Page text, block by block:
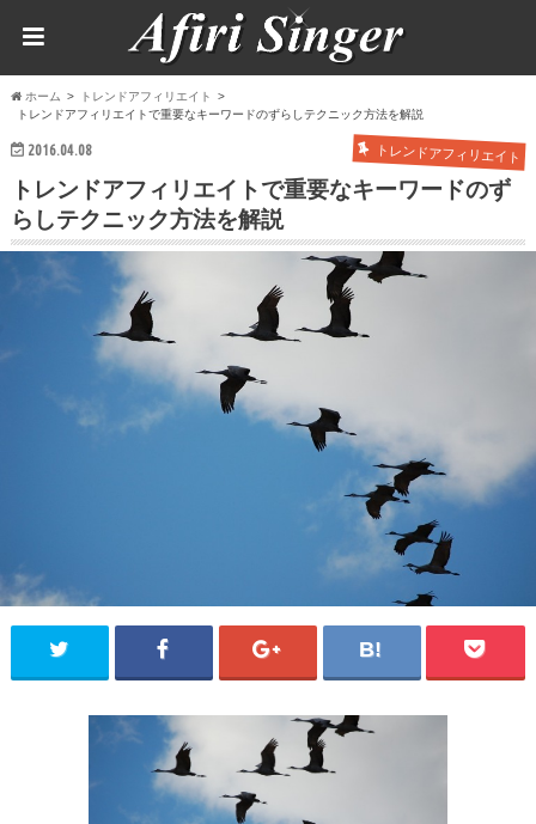
ホーム
トレンドアフィリエイト
トレンドアフィリエイトで重要なキーワードのずらしテクニック方法を解説
2016.04.08 トレンドアフィリエイト
トレンドアフィリエイトで重要なキーワードのず
らしテクニック方法を解説